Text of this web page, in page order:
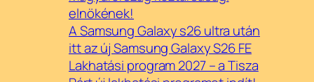
elnökének!
A Samsung Galaxy s26 ultra után
itt az új Samsung Galaxy S26 FE
Lakhatási program 2027 – a Tisza